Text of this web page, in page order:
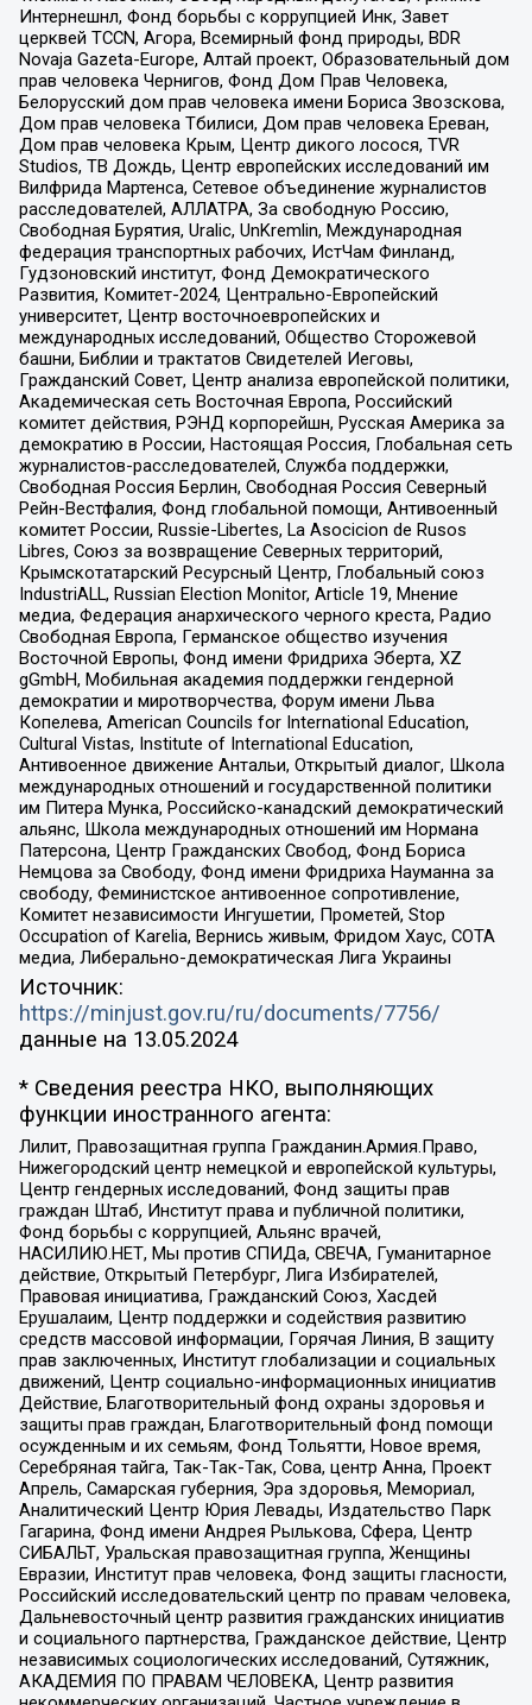
Интернешнл, Фонд борьбы с коррупцией Инк, Завет
церквей TCCN, Агора, Всемирный фонд природы, BDR
Novaja Gazeta-Europe, Алтай проект, Образовательный дом
прав человека Чернигов, Фонд Дом Прав Человека,
Белорусский дом прав человека имени Бориса Звозскова,
Дом прав человека Тбилиси, Дом прав человека Ереван,
Дом прав человека Крым, Центр дикого лосося, TVR
Studios, ТВ Дождь, Центр европейских исследований им
Вилфрида Мартенса, Сетевое объединение журналистов
расследователей, АЛЛАТРА, За свободную Россию,
Свободная Бурятия, Uralic, UnKremlin, Международная
федерация транспортных рабочих, ИстЧам Финланд,
Гудзоновский институт, Фонд Демократического
Развития, Комитет-2024, Центрально-Европейский
университет, Центр восточноевропейских и
международных исследований, Общество Сторожевой
башни, Библии и трактатов Свидетелей Иеговы,
Гражданский Совет, Центр анализа европейской политики,
Академическая сеть Восточная Европа, Российский
комитет действия, РЭНД корпорейшн, Русская Америка за
демократию в России, Настоящая Россия, Глобальная сеть
журналистов-расследователей, Служба поддержки,
Свободная Россия Берлин, Свободная Россия Северный
Рейн-Вестфалия, Фонд глобальной помощи, Антивоенный
комитет России, Russie-Libertes, La Asocicion de Rusos
Libres, Союз за возвращение Северных территорий,
Крымскотатарский Ресурсный Центр, Глобальный союз
IndustriALL, Russian Election Monitor, Article 19, Мнение
медиа, Федерация анархического черного креста, Радио
Свободная Европа, Германское общество изучения
Восточной Европы, Фонд имени Фридриха Эберта, XZ
gGmbH, Мобильная академия поддержки гендерной
демократии и миротворчества, Форум имени Льва
Копелева, American Councils for International Education,
Cultural Vistas, Institute of International Education,
Антивоенное движение Антальи, Открытый диалог, Школа
международных отношений и государственной политики
им Питера Мунка, Российско-канадский демократический
альянс, Школа международных отношений им Нормана
Патерсона, Центр Гражданских Свобод, Фонд Бориса
Немцова за Свободу, Фонд имени Фридриха Науманна за
свободу, Феминистское антивоенное сопротивление,
Комитет независимости Ингушетии, Прометей, Stop
Occupation of Karelia, Вернись живым, Фридом Хаус, СОТА
медиа, Либерально-демократическая Лига Украины
Источник:
https://minjust.gov.ru/ru/documents/7756/
данные на 13.05.2024
* Сведения реестра НКО, выполняющих
функции иностранного агента:
Лилит, Правозащитная группа Гражданин.Армия.Право,
Нижегородский центр немецкой и европейской культуры,
Центр гендерных исследований, Фонд защиты прав
граждан Штаб, Институт права и публичной политики,
Фонд борьбы с коррупцией, Альянс врачей,
НАСИЛИЮ.НЕТ, Мы против СПИДа, СВЕЧА, Гуманитарное
действие, Открытый Петербург, Лига Избирателей,
Правовая инициатива, Гражданский Союз, Хасдей
Ерушалаим, Центр поддержки и содействия развитию
средств массовой информации, Горячая Линия, В защиту
прав заключенных, Институт глобализации и социальных
движений, Центр социально-информационных инициатив
Действие, Благотворительный фонд охраны здоровья и
защиты прав граждан, Благотворительный фонд помощи
осужденным и их семьям, Фонд Тольятти, Новое время,
Серебряная тайга, Так-Так-Так, Сова, центр Анна, Проект
Апрель, Самарская губерния, Эра здоровья, Мемориал,
Аналитический Центр Юрия Левады, Издательство Парк
Гагарина, Фонд имени Андрея Рылькова, Сфера, Центр
СИБАЛЬТ, Уральская правозащитная группа, Женщины
Евразии, Институт прав человека, Фонд защиты гласности,
Российский исследовательский центр по правам человека,
Дальневосточный центр развития гражданских инициатив
и социального партнерства, Гражданское действие, Центр
независимых социологических исследований, Сутяжник,
АКАДЕМИЯ ПО ПРАВАМ ЧЕЛОВЕКА, Центр развития